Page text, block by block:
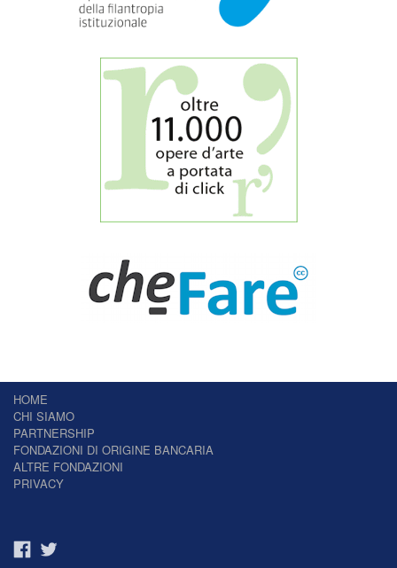
HOME
CHI SIAMO
PARTNERSHIP
FONDAZIONI DI ORIGINE BANCARIA
ALTRE FONDAZIONI
PRIVACY